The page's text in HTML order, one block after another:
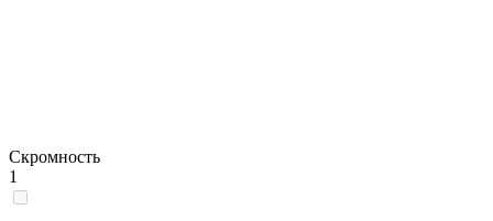
Скромность
1